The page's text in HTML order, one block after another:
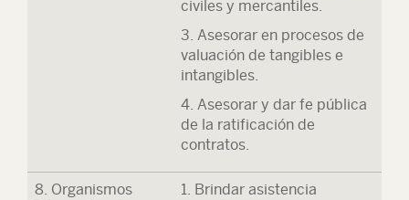
civiles y mercantiles.
3. Asesorar en procesos de
valuación de tangibles e
intangibles.
4. Asesorar y dar fe pública
de la ratificación de
contratos.
8. Organismos
1. Brindar asistencia